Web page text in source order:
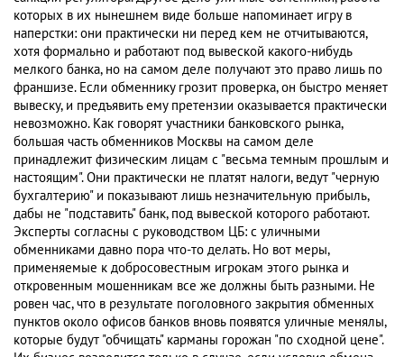
которых в их нынешнем виде больше напоминает игру в
наперстки: они практически ни перед кем не отчитываются,
хотя формально и работают под вывеской какого-нибудь
мелкого банка, но на самом деле получают это право лишь по
франшизе. Если обменнику грозит проверка, он быстро меняет
вывеску, и предъявить ему претензии оказывается практически
невозможно. Как говорят участники банковского рынка,
большая часть обменников Москвы на самом деле
принадлежит физическим лицам с "весьма темным прошлым и
настоящим". Они практически не платят налоги, ведут "черную
бухгалтерию" и показывают лишь незначительную прибыль,
дабы не "подставить" банк, под вывеской которого работают.
Эксперты согласны с руководством ЦБ: с уличными
обменниками давно пора что-то делать. Но вот меры,
применяемые к добросовестным игрокам этого рынка и
откровенным мошенникам все же должны быть разными. Не
ровен час, что в результате поголовного закрытия обменных
пунктов около офисов банков вновь появятся уличные менялы,
которые будут "обчищать" карманы горожан "по сходной цене".